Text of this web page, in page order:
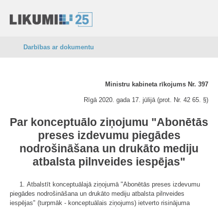
Darbības ar dokumentu
Ministru kabineta rīkojums Nr. 397
Rīgā 2020. gada 17. jūlijā (prot. Nr. 42 65. §)
Par konceptuālo ziņojumu "Abonētās
preses izdevumu piegādes
nodrošināšana un drukāto mediju
atbalsta pilnveides iespējas"
1. Atbalstīt konceptuālajā ziņojumā "Abonētās preses izdevumu
piegādes nodrošināšana un drukāto mediju atbalsta pilnveides
iespējas" (turpmāk - konceptuālais ziņojums) ietverto risinājuma